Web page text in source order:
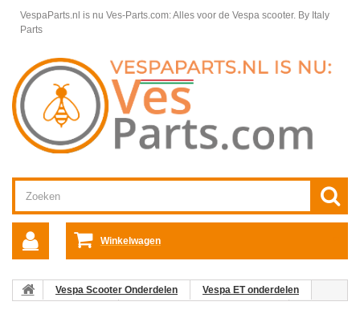
VespaParts.nl is nu Ves-Parts.com: Alles voor de Vespa scooter. By Italy
Parts
Winkelwagen
Vespa Scooter Onderdelen
Vespa ET onderdelen